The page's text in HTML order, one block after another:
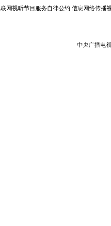
网视听节目服务自律公约 信息网络传播
中央广播电